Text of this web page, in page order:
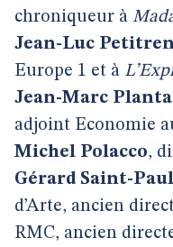
chroniqueur à
Jean-Luc
Europe 1 et à
Jean-Marc
adjoint Economie
Michel Polacco,
Gérard Saint-Paul
d’Arte, ancien
RMC, ancien